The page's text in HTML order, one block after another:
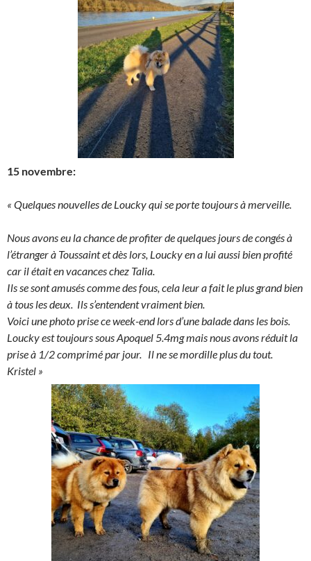
15 novembre:
« Quelques nouvelles de Loucky qui se porte toujours à merveille.
Nous avons eu la chance de profiter de quelques jours de congés à
l’étranger à Toussaint et dès lors, Loucky en a lui aussi bien profité
car il était en vacances chez Talia.
Ils se sont amusés comme des fous, cela leur a fait le plus grand bien
à tous les deux. Ils s’entendent vraiment bien.
Voici une photo prise ce week-end lors d’une balade dans les bois.
Loucky est toujours sous Apoquel 5.4mg mais nous avons réduit la
prise à 1/2 comprimé par jour. Il ne se mordille plus du tout.
Kristel »